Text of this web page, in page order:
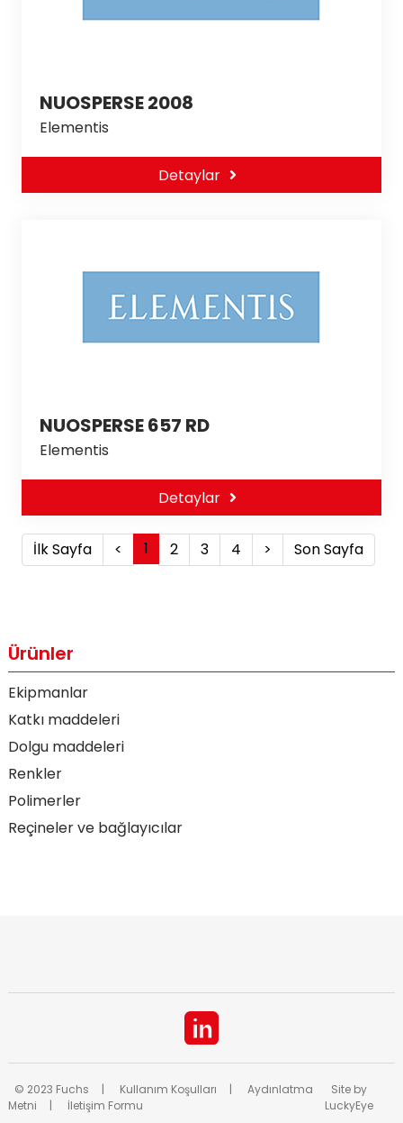
Ürünler
Ekipmanlar
Katkı maddeleri
Dolgu maddeleri
Renkler
Polimerler
Reçineler ve bağlayıcılar
NUOSPERSE 2008
Elementis
Detaylar
NUOSPERSE 657 RD
Elementis
Detaylar
İlk Sayfa < 1 2 3 4 > Son Sayfa
© 2023 Fuchs Kullanım Koşulları
Aydınlatma
Metni
İletişim Formu
Site by
LuckyEye